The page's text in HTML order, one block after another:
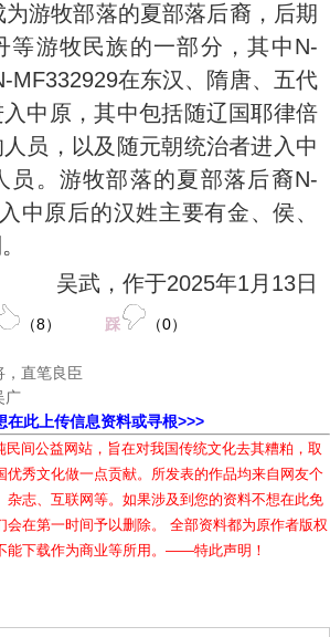
牧部落的夏部落后裔，后期
等游牧民族的一部分，其中N-
MF332929在东汉、隋唐、五代
中原，其中包括随辽国耶律倍
员，以及随元朝统治者进入中
员。游牧部落的夏部落后裔N-
中原后的汉姓主要有金、侯、
吴武，作于2025年1月13日
（8） 踩 （0）
，直笔良臣
广
在此上传信息资料或寻根>>>
间公益网站，旨在对我国传统文化去其糟粕，取
优秀文化做一点贡献。所发表的作品均来自网友个
杂志、互联网等。如果涉及到您的资料不想在此免
会在第一时间予以删除。 全部资料都为原作者版权
能下载作为商业等所用。——特此声明！